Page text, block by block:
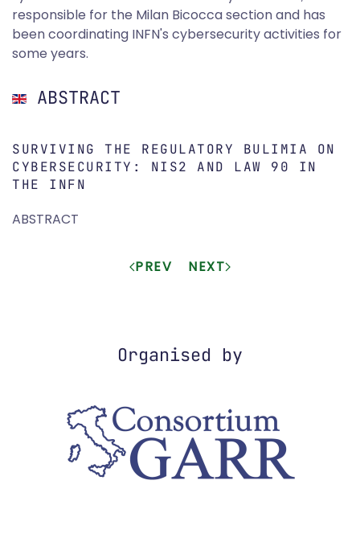
responsible for the Milan Bicocca section and has
been coordinating INFN's cybersecurity activities for
some years.
ABSTRACT
SURVIVING THE REGULATORY BULIMIA ON
CYBERSECURITY: NIS2 AND LAW 90 IN
THE INFN
ABSTRACT
PREV NEXT
Organised by